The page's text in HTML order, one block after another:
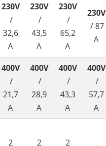
230V
/
32,6
A
230V
/
43,5
A
230V
/
65,2
A
230V
/ 87
A
400V
/
21,7
A
400V
/
28,9
A
400V
/
43,3
A
400V
/
57,7
A
2
2
2